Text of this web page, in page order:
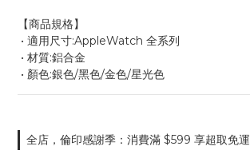
【商品規格】
• 適用尺寸:AppleWatch 全系列
• 材質:鋁合金
• 顏色:銀色/黑色/金色/星光色
全店，倫印感謝季：消費滿 $599 享超取免運